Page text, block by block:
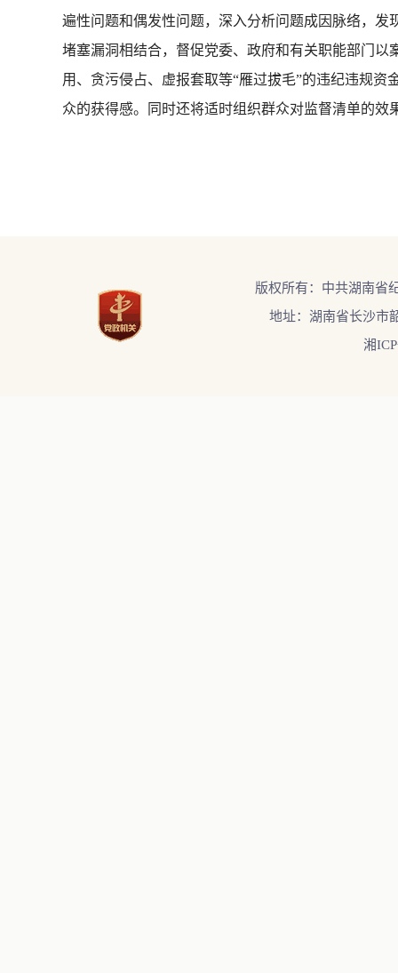
遍性问题和偶发性问题，深入分析问题成因脉络，
堵塞漏洞相结合，督促党委、政府和有关职能部门
用、贪污侵占、虚报套取等“雁过拔毛”的违纪违规
众的获得感。同时还将适时组织群众对监督清单的
版权所有：中共湖南省
地址：湖南省长沙市
湘